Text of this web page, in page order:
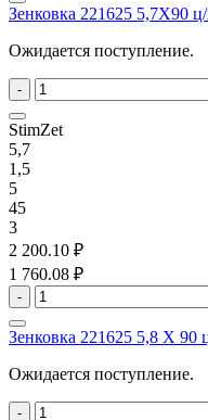
Зенковка 221625 5,7X90
Ожидается поступление.
-
StimZet
5,7
1,5
5
45
3
2 200.10 ₽
1 760.08 ₽
-
Зенковка 221625 5,8 X 90
Ожидается поступление.
-